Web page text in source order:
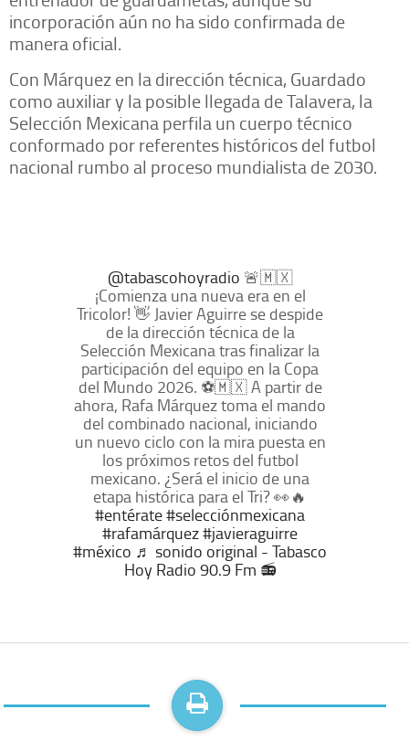
incorporación aún no ha sido confirmada de
manera oficial.
Con Márquez en la dirección técnica, Guardado
como auxiliar y la posible llegada de Talavera, la
Selección Mexicana perfila un cuerpo técnico
conformado por referentes históricos del futbol
nacional rumbo al proceso mundialista de 2030.
@tabascohoyradio 🚨🇲🇽
¡Comienza una nueva era en el
Tricolor! 👋 Javier Aguirre se despide
de la dirección técnica de la
Selección Mexicana tras finalizar la
participación del equipo en la Copa
del Mundo 2026. ⚽🇲🇽 A partir de
ahora, Rafa Márquez toma el mando
del combinado nacional, iniciando
un nuevo ciclo con la mira puesta en
los próximos retos del futbol
mexicano. ¿Será el inicio de una
etapa histórica para el Tri? 👀🔥
#entérate#selecciónmexicana
#rafamárquez#javieraguirre
#méxico ♬ sonido original - Tabasco
Hoy Radio 90.9 Fm 📻